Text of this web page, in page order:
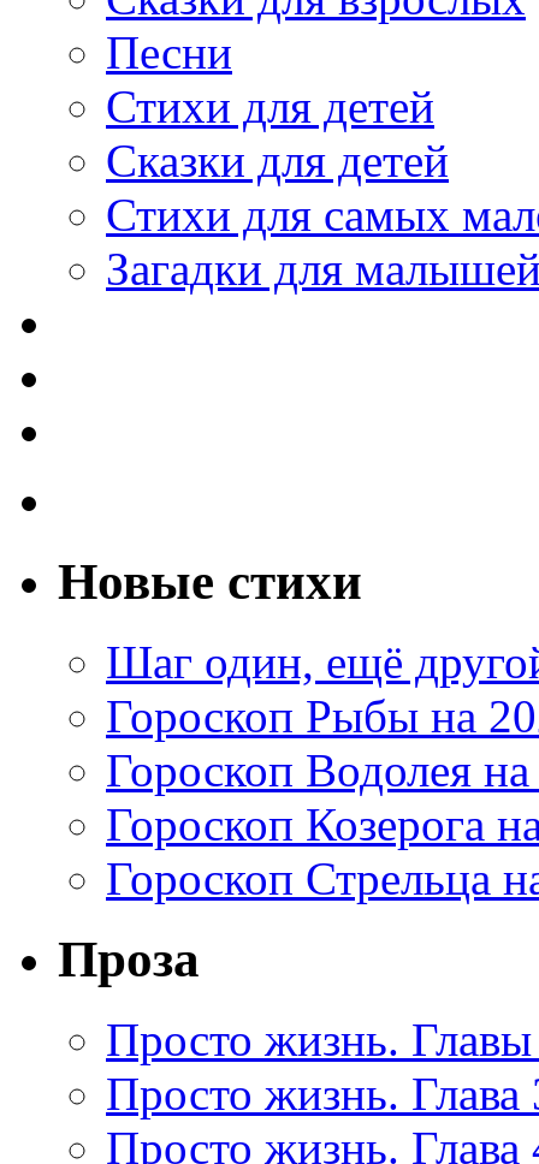
Песни
Стихи для детей
Сказки для детей
Стихи для самых
Загадки для
Новые стихи
Шаг один, ещё
Гороскоп Рыбы на
Гороскоп Водолея
Гороскоп Козерога
Гороскоп Стрельца
Проза
Просто жизнь.
Просто жизнь. Глава
Просто жизнь. Глава